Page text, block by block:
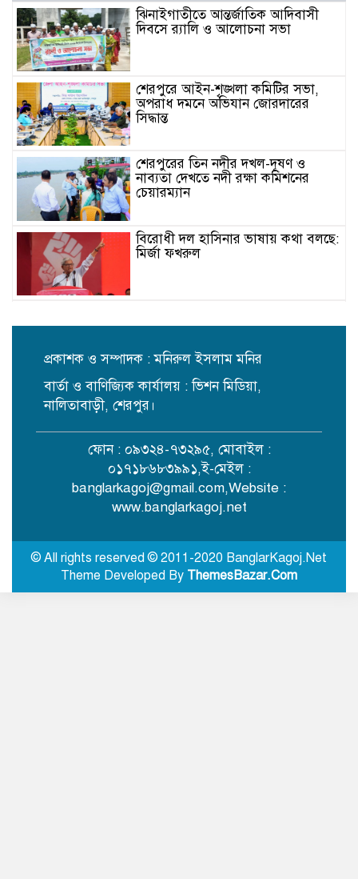
ঝিনাইগাতীতে আন্তর্জাতিক আদিবাসী
দিবসে র‌্যালি ও আলোচনা সভা
শেরপুরে আইন-শৃঙ্খলা কমিটির সভা,
অপরাধ দমনে অভিযান জোরদারের
সিদ্ধান্ত
শেরপুরের তিন নদীর দখল-দূষণ ও
নাব্যতা দেখতে নদী রক্ষা কমিশনের
চেয়ারম্যান
বিরোধী দল হাসিনার ভাষায় কথা বলছে:
মির্জা ফখরুল
বাতিলের নির্দেশ ও প্রশাসককে অব্যাহতি
বিপিএল এই বছর নাও হতে পারে:
তামিম
সালমান শাহ হত্যা মামলায় খল-
অভিনেতা ডন আটক
নির্ধারণ করবে সরকার: প্রধানমন্ত্রী
প্রকাশক ও সম্পাদক : মনিরুল ইসলাম মনির
বার্তা ও বাণিজ্যিক কার্যালয় : ভিশন মিডিয়া,
নালিতাবাড়ী, শেরপুর।
ফোন : ০৯৩২৪-৭৩২৯৫, মোবাইল :
০১৭১৮৬৮৩৯৯১,ই-মেইল :
banglarkagoj@gmail.com,Website :
www.banglarkagoj.net
© All rights reserved © 2011-2020 BanglarKagoj.Net
Theme Developed By ThemesBazar.Com